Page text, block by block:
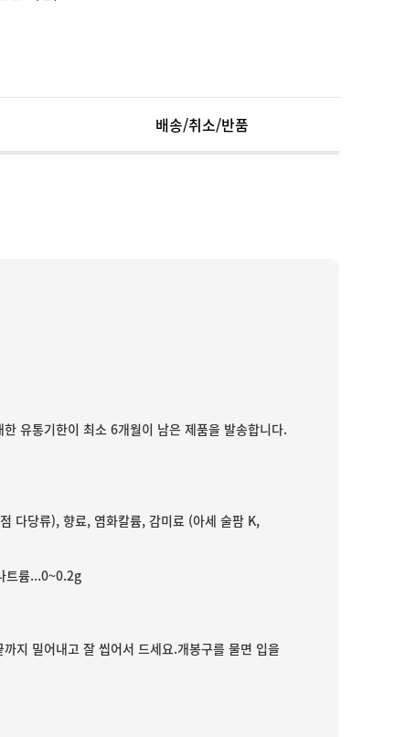
배송/취소/반품
유통기한이 최소 6개월이 남은 제품을 발송합니다.
다당류), 향료, 염화칼륨, 감미료 (아세 술팜 K,
트륨...0~0.2g
지 밀어내고 잘 씹어서 드세요.개봉구를 물면 입을